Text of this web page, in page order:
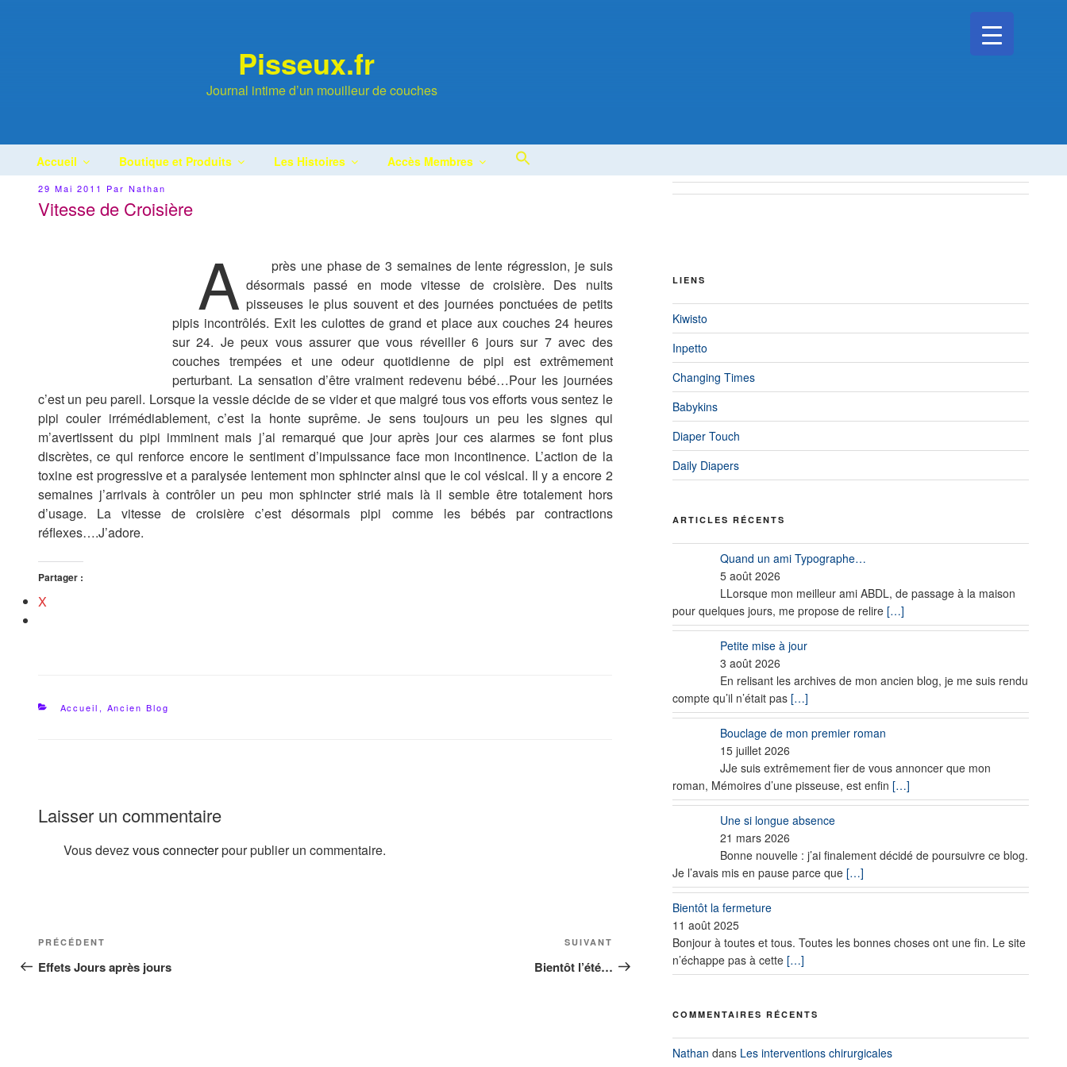
Pisseux.fr
Journal intime d’un mouilleur de couches
Accueil Boutique et Produits Les Histoires Accès Membres
Search Button
Publié
29 Mai 2011 Par Nathan
Vitesse de Croisière
A
près une phase de 3 semaines de lente régression, je suis
désormais passé en mode vitesse de croisière. Des nuits
pisseuses le plus souvent et des journées ponctuées de petits
pipis incontrôlés. Exit les culottes de grand et place aux couches 24 heures
sur 24. Je peux vous assurer que vous réveiller 6 jours sur 7 avec des
couches trempées et une odeur quotidienne de pipi est extrêmement
perturbant. La sensation d’être vraiment redevenu bébé…Pour les journées
c’est un peu pareil. Lorsque la vessie décide de se vider et que malgré tous vos efforts vous sentez le
pipi couler irrémédiablement, c’est la honte suprême. Je sens toujours un peu les signes qui
m’avertissent du pipi imminent mais j’ai remarqué que jour après jour ces alarmes se font plus
discrètes, ce qui renforce encore le sentiment d’impuissance face mon incontinence. L’action de la
toxine est progressive et a paralysée lentement mon sphincter ainsi que le col vésical. Il y a encore 2
semaines j’arrivais à contrôler un peu mon sphincter strié mais là il semble être totalement hors
d’usage. La vitesse de croisière c’est désormais pipi comme les bébés par contractions
réflexes….J’adore.
Partager :
X
Catégories
Accueil , Ancien Blog
Laisser un commentaire
Vous devezvous connecterpour publier un commentaire.
Navigation
de
Article
précédent
PRÉCÉDENT
Effets Jours après jours
suivant
SUIVANT
Bientôt l’été…
LIENS
Kiwisto
Inpetto
Changing Times
Babykins
Diaper Touch
Daily Diapers
ARTICLES RÉCENTS
Quand un ami Typographe…
5 août 2026
LLorsque mon meilleur ami ABDL, de passage à la maison
pour quelques jours, me propose de relire […]
Petite mise à jour
3 août 2026
En relisant les archives de mon ancien blog, je me suis rendu
compte qu’il n’était pas […]
Bouclage de mon premier roman
15 juillet 2026
JJe suis extrêmement fier de vous annoncer que mon
roman, Mémoires d’une pisseuse, est enfin […]
Une si longue absence
21 mars 2026
Bonne nouvelle : j’ai finalement décidé de poursuivre ce blog.
Je l’avais mis en pause parce que […]
Bientôt la fermeture
11 août 2025
Bonjour à toutes et tous. Toutes les bonnes choses ont une fin. Le site
n’échappe pas à cette […]
COMMENTAIRES RÉCENTS
Nathan dans Les interventions chirurgicales